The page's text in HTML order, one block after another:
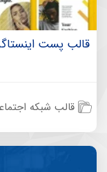
قالب پست
قالب شبکه